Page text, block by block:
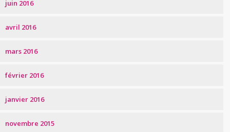
juin 2016
avril 2016
mars 2016
février 2016
janvier 2016
novembre 2015